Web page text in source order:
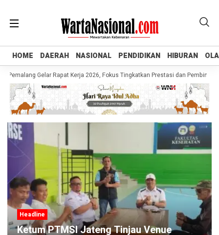
HOME DAERAH NASIONAL PENDIDIKAN HIBURAN
HOME DAERAH NASIONAL PENDIDIKAN HIBURAN
Gelar Rapat Kerja 2026, Fokus Tingkatkan Prestasi dan Pembinaan
Headline
Ketum PTMSI Jateng Tinjau Venue